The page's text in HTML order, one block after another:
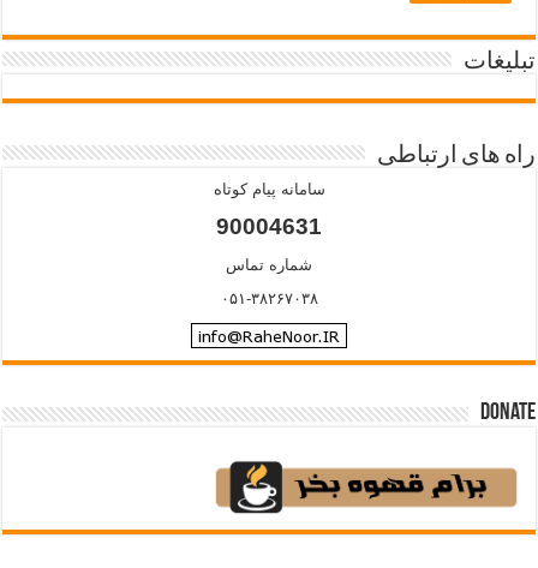
تبلیغات
راه های ارتباطی
سامانه پیام کوتاه
90004631
شماره تماس
۰۵۱-۳۸۲۶۷۰۳۸
Donate